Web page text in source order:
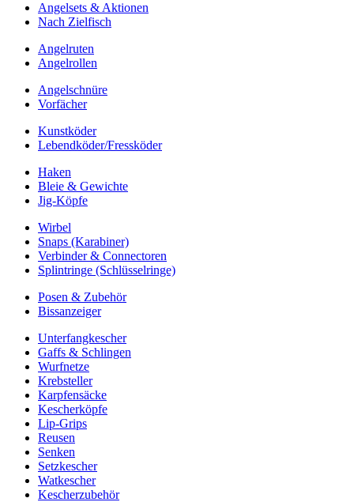
Angelsets & Aktionen
Nach Zielfisch
Angelruten
Angelrollen
Angelschnüre
Vorfächer
Kunstköder
Lebendköder/Fressköder
Haken
Bleie & Gewichte
Jig-Köpfe
Wirbel
Snaps (Karabiner)
Verbinder & Connectoren
Splintringe (Schlüsselringe)
Posen & Zubehör
Bissanzeiger
Unterfangkescher
Gaffs & Schlingen
Wurfnetze
Krebsteller
Karpfensäcke
Kescherköpfe
Lip-Grips
Reusen
Senken
Setzkescher
Watkescher
Kescherzubehör